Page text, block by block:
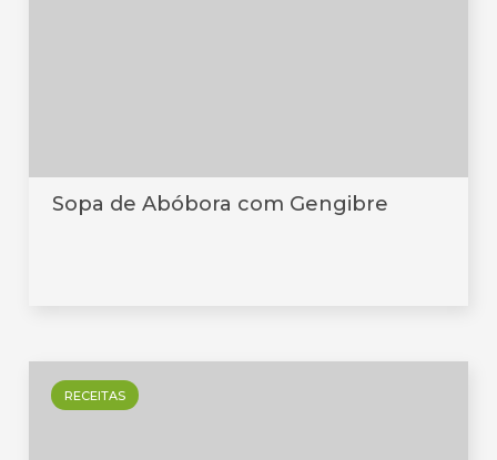
Sopa de Abóbora com Gengibre
RECEITAS